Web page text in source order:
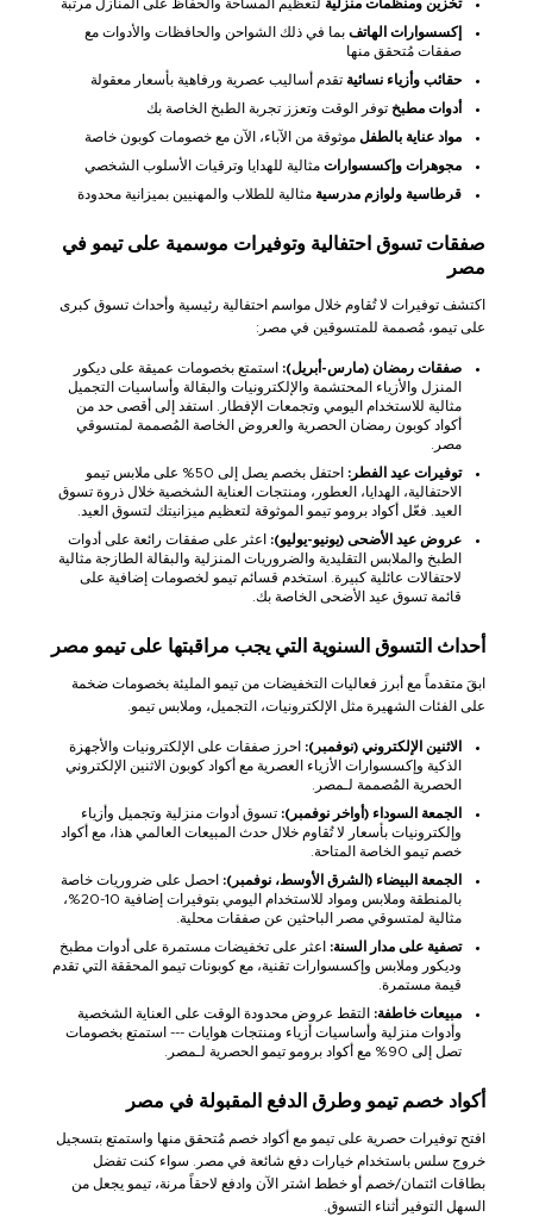
تخزين ومنظمات منزلية لتعظيم المساحة والحفاظ على المنازل مرتبة
إكسسوارات الهاتف بما في ذلك الشواحن والحافظات والأدوات مع
صفقات مُتحقق منها
حقائب وأزياء نسائية تقدم أساليب عصرية ورفاهية بأسعار معقولة
أدوات مطبخ توفر الوقت وتعزز تجربة الطبخ الخاصة بك
مواد عناية بالطفل موثوقة من الآباء، الآن مع خصومات كوبون خاصة
مجوهرات وإكسسوارات مثالية للهدايا وترقيات الأسلوب الشخصي
قرطاسية ولوازم مدرسية مثالية للطلاب والمهنيين بميزانية محدودة
صفقات تسوق احتفالية وتوفيرات موسمية على تيمو في
مصر
اكتشف توفيرات لا تُقاوم خلال مواسم احتفالية رئيسية وأحداث تسوق كبرى
على تيمو، مُصممة للمتسوقين في مصر:
صفقات رمضان (مارس-أبريل): استمتع بخصومات عميقة على ديكور
المنزل والأزياء المحتشمة والإلكترونيات والبقالة وأساسيات التجميل
مثالية للاستخدام اليومي وتجمعات الإفطار. استفد إلى أقصى حد من
أكواد كوبون رمضان الحصرية والعروض الخاصة المُصممة لمتسوقي
مصر.
توفيرات عيد الفطر:
احتفل بخصم يصل إلى 50% على ملابس تيمو
الاحتفالية، الهدايا، العطور، ومنتجات العناية الشخصية خلال ذروة تسوق
العيد. فعّل أكواد برومو تيمو الموثوقة لتعظيم ميزانيتك لتسوق العيد.
عروض عيد الأضحى (يونيو-يوليو): اعثر على صفقات رائعة على أدوات
الطبخ والملابس التقليدية والضروريات المنزلية والبقالة الطازجة مثالية
لاحتفالات عائلية كبيرة. استخدم قسائم تيمو لخصومات إضافية على
قائمة تسوق عيد الأضحى الخاصة بك.
أحداث التسوق السنوية التي يجب مراقبتها على تيمو مصر
ابقَ متقدماً مع أبرز فعاليات التخفيضات من تيمو المليئة بخصومات ضخمة
على الفئات الشهيرة مثل الإلكترونيات، التجميل، وملابس تيمو.
الاثنين الإلكتروني (نوفمبر): احرز صفقات على الإلكترونيات والأجهزة
الذكية وإكسسوارات الأزياء العصرية مع أكواد كوبون الاثنين الإلكتروني
الحصرية المُصممة لـمصر.
الجمعة السوداء (أواخر نوفمبر): تسوق أدوات منزلية وتجميل وأزياء
وإلكترونيات بأسعار لا تُقاوم خلال حدث المبيعات العالمي هذا، مع أكواد
خصم تيمو الخاصة المتاحة.
الجمعة البيضاء (الشرق الأوسط، نوفمبر): احصل على ضروريات خاصة
بالمنطقة وملابس ومواد للاستخدام اليومي بتوفيرات إضافية 10-20%،
مثالية لمتسوقي مصر الباحثين عن صفقات محلية.
تصفية على مدار السنة: اعثر على تخفيضات مستمرة على أدوات مطبخ
وديكور وملابس وإكسسوارات تقنية، مع كوبونات تيمو المحققة التي تقدم
قيمة مستمرة.
مبيعات خاطفة: التقط عروض محدودة الوقت على العناية الشخصية
وأدوات منزلية وأساسيات أزياء ومنتجات هوايات --- استمتع بخصومات
تصل إلى 90% مع أكواد برومو تيمو الحصرية لـمصر.
أكواد خصم تيمو وطرق الدفع المقبولة في مصر
افتح توفيرات حصرية على تيمو مع أكواد خصم مُتحقق منها واستمتع بتسجيل
خروج سلس باستخدام خيارات دفع شائعة في مصر. سواء كنت تفضل
بطاقات ائتمان/خصم أو خطط اشتر الآن وادفع لاحقاً مرنة، تيمو يجعل من
السهل التوفير أثناء التسوق.